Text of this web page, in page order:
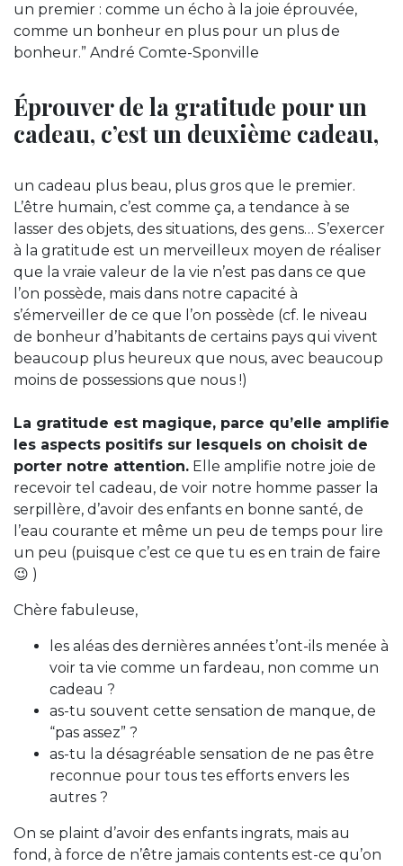
un premier : comme un écho à la joie éprouvée,
comme un bonheur en plus pour un plus de
bonheur.” André Comte-Sponville
Éprouver de la gratitude pour un
cadeau, c’est un deuxième cadeau,
un cadeau plus beau, plus gros que le premier.
L’être humain, c’est comme ça, a tendance à se
lasser des objets, des situations, des gens… S’exercer
à la gratitude est un merveilleux moyen de réaliser
que la vraie valeur de la vie n’est pas dans ce que
l’on possède, mais dans notre capacité à
s’émerveiller de ce que l’on possède (cf. le niveau
de bonheur d’habitants de certains pays qui vivent
beaucoup plus heureux que nous, avec beaucoup
moins de possessions que nous !)
La gratitude est magique, parce qu’elle amplifie
les aspects positifs sur lesquels on choisit de
porter notre attention. Elle amplifie notre joie de
recevoir tel cadeau, de voir notre homme passer la
serpillère, d’avoir des enfants en bonne santé, de
l’eau courante et même un peu de temps pour lire
un peu (puisque c’est ce que tu es en train de faire
😉 )
Chère fabuleuse,
les aléas des dernières années t’ont-ils menée à
voir ta vie comme un fardeau, non comme un
cadeau ?
as-tu souvent cette sensation de manque, de
“pas assez” ?
as-tu la désagréable sensation de ne pas être
reconnue pour tous tes efforts envers les
autres ?
On se plaint d’avoir des enfants ingrats, mais au
fond, à force de n’être jamais contents est-ce qu’on